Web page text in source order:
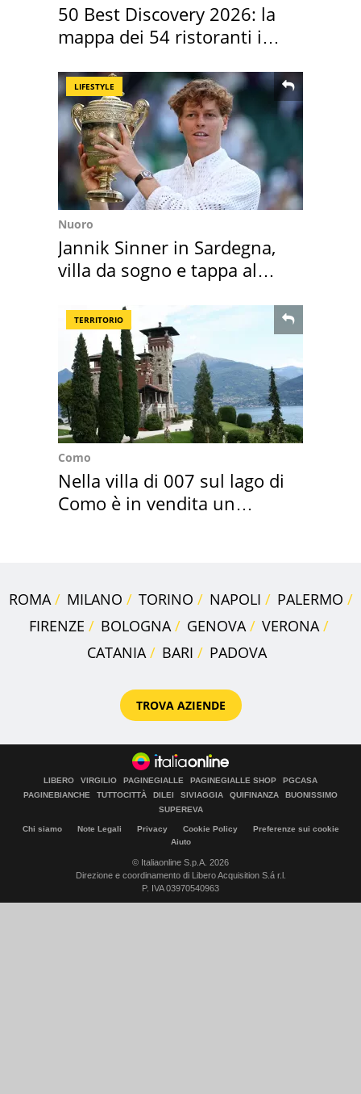
50 Best Discovery 2026: la
mappa dei 54 ristoranti in
LIFESTYLE
Nuoro
Jannik Sinner in Sardegna,
villa da sogno e tappa al
TERRITORIO
Como
Nella villa di 007 sul lago di
Como è in vendita un
ROMA MILANO TORINO NAPOLI
PALERMO
FIRENZE
BOLOGNA GENOVA
VERONA
CATANIA
BARI PADOVA
TROVA AZIENDE
LIBERO VIRGILIO PAGINEGIALLE PAGINEGIALLE SHOP
PGCASA
PAGINEBIANCHE
TUTTOCITTÀ DILEI SIVIAGGIA QUIFINANZA
BUONISSIMO
SUPEREVA
Chi siamo Note Legali Privacy Cookie Policy
Preferenze sui cookie
Aiuto
© Italiaonline S.p.A. 2026
Direzione e coordinamento di Libero Acquisition S.á r.l.
P. IVA 03970540963